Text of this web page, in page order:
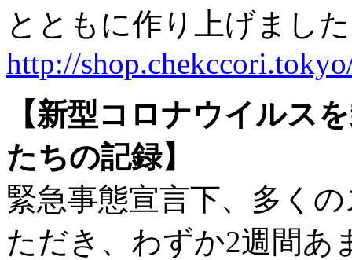
とともに作り上げまし
http://
【新型コロナウイルス
たちの記録】
緊急事態宣言下、多く
ただき、わずか2週間あ